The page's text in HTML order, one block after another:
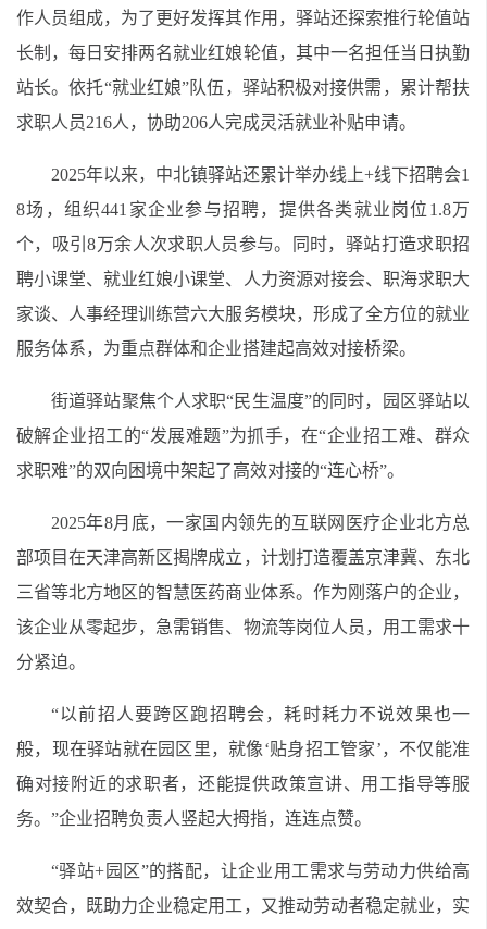
作人员组成，为了更好发挥其作用，驿站还探索推行轮值站
长制，每日安排两名就业红娘轮值，其中一名担任当日执勤
站长。依托“就业红娘”队伍，驿站积极对接供需，累计帮扶
求职人员216人，协助206人完成灵活就业补贴申请。
2025年以来，中北镇驿站还累计举办线上+线下招聘会1
8场，组织441家企业参与招聘，提供各类就业岗位1.8万
个，吸引8万余人次求职人员参与。同时，驿站打造求职招
聘小课堂、就业红娘小课堂、人力资源对接会、职海求职大
家谈、人事经理训练营六大服务模块，形成了全方位的就业
服务体系，为重点群体和企业搭建起高效对接桥梁。
街道驿站聚焦个人求职“民生温度”的同时，园区驿站以
破解企业招工的“发展难题”为抓手，在“企业招工难、群众
求职难”的双向困境中架起了高效对接的“连心桥”。
2025年8月底，一家国内领先的互联网医疗企业北方总
部项目在天津高新区揭牌成立，计划打造覆盖京津冀、东北
三省等北方地区的智慧医药商业体系。作为刚落户的企业，
该企业从零起步，急需销售、物流等岗位人员，用工需求十
分紧迫。
“以前招人要跨区跑招聘会，耗时耗力不说效果也一
般，现在驿站就在园区里，就像‘贴身招工管家’，不仅能准
确对接附近的求职者，还能提供政策宣讲、用工指导等服
务。”企业招聘负责人竖起大拇指，连连点赞。
“驿站+园区”的搭配，让企业用工需求与劳动力供给高
效契合，既助力企业稳定用工，又推动劳动者稳定就业，实